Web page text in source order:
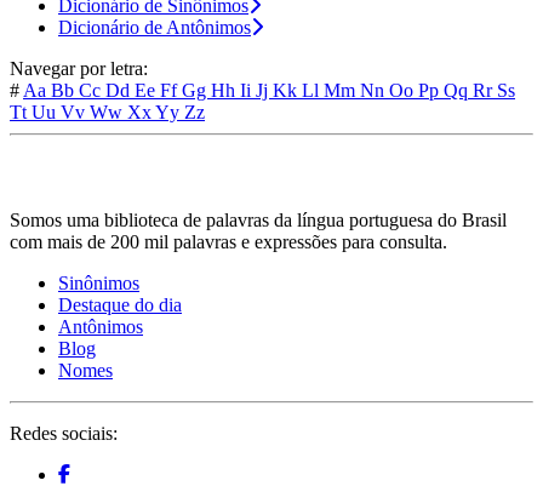
Dicionário de Sinônimos
Dicionário de Antônimos
Navegar por letra:
# Aa Bb Cc Dd Ee FfGg Hh Ii Jj Kk Ll Mm Nn Oo Pp Qq Rr Ss
Tt Uu Vv Ww XxYy Zz
Somos uma biblioteca de palavras da língua portuguesa do Brasil
com mais de 200 mil palavras e expressões para consulta.
Sinônimos
Destaque do dia
Antônimos
Blog
Nomes
Redes sociais: